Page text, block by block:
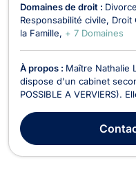
Domaines de droit : Divorce
Responsabilité civile
Droit
la Famille
+ 7 Domaines
À propos : Maître Nathalie
dispose d'un cabinet
POSSIBLE A VERVIERS).
l’immobilier, en droit des
mesures d’exécution ainsi